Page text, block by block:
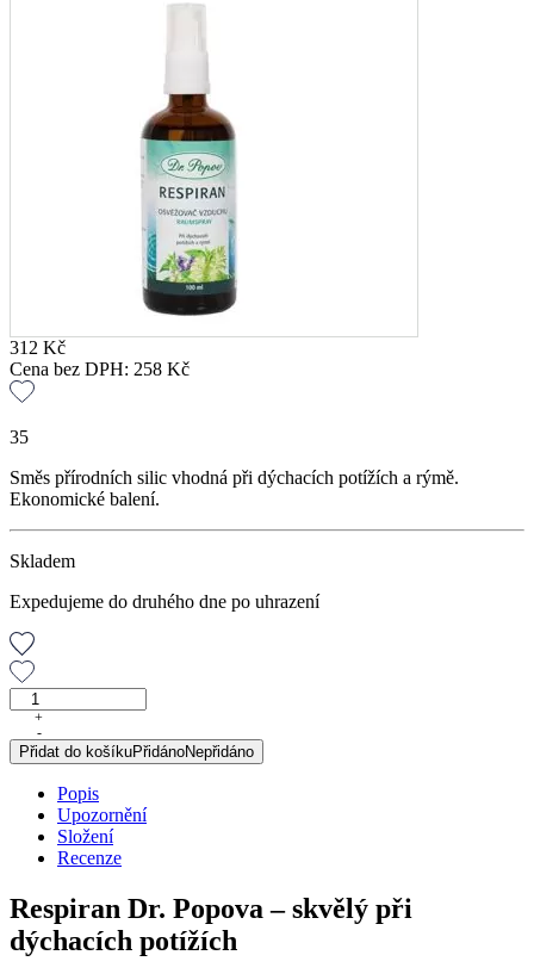
312 Kč
Cena bez DPH: 258 Kč
35
Směs přírodních silic vhodná při dýchacích potížích a rýmě.
Ekonomické balení.
Skladem
Expedujeme do druhého dne po uhrazení
RESPIRAN,
osvěžovač
vzduchu,
100
množství
+
-
Přidat do košíkuPřidánoNepřidáno
Popis
Upozornění
Složení
Recenze
Respiran Dr. Popova – skvělý při
dýchacích potížích